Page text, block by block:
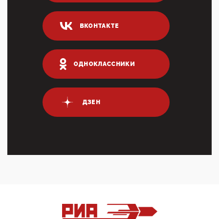
логических двухЗаполнение ИНН при любых
переводах по ...
03:35, 10 Апреля 2026
крупных банках по итогам 2025 года превысило 63
млрд руб. ...
03:01, 10 Апреля 2026
что союзники просили Киев не наносить удары по
энергети...
01:54, 10 Апреля 2026
Сионистское правительство благосклонно
ВКОНТАКТЕ
ОДНОКЛАССНИКИ
ДЗЕН